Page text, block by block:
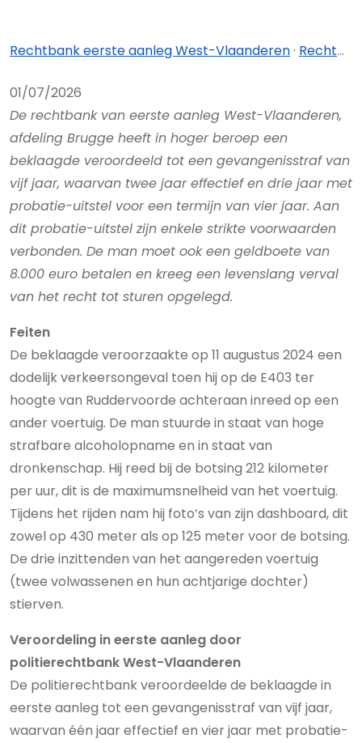
Rechtbank eerste aanleg West-Vlaanderen· Rechtbank eerste aanleg West-Vlaanderen - afdeling Brugge
01/07/2026
De rechtbank van eerste aanleg West-Vlaanderen,
afdeling Brugge heeft in hoger beroep een
beklaagde veroordeeld tot een gevangenisstraf van
vijf jaar, waarvan twee jaar effectief en drie jaar met
probatie-uitstel voor een termijn van vier jaar. Aan
dit probatie-uitstel zijn enkele strikte voorwaarden
verbonden. De man moet ook een geldboete van
8.000 euro betalen en kreeg een levenslang verval
van het recht tot sturen opgelegd.
Feiten
De beklaagde veroorzaakte op 11 augustus 2024 een
dodelijk verkeersongeval toen hij op de E403 ter
hoogte van Ruddervoorde achteraan inreed op een
ander voertuig. De man stuurde in staat van hoge
strafbare alcoholopname en in staat van
dronkenschap. Hij reed bij de botsing 212 kilometer
per uur, dit is de maximumsnelheid van het voertuig.
Tijdens het rijden nam hij foto’s van zijn dashboard, dit
zowel op 430 meter als op 125 meter voor de botsing.
De drie inzittenden van het aangereden voertuig
(twee volwassenen en hun achtjarige dochter)
stierven.
Veroordeling in eerste aanleg door
politierechtbank West-Vlaanderen
De politierechtbank veroordeelde de beklaagde in
eerste aanleg tot een gevangenisstraf van vijf jaar,
waarvan één jaar effectief en vier jaar met probatie-